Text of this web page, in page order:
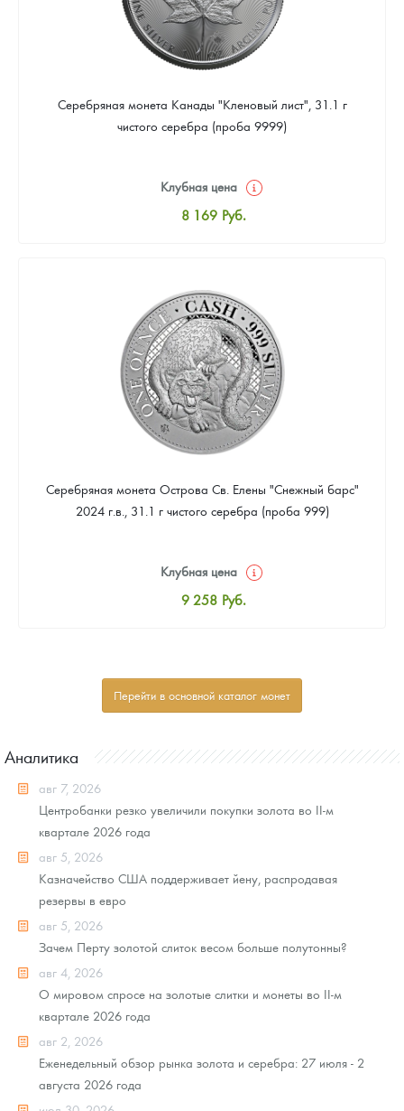
Серебряная монета Канады "Кленовый лист", 31.1 г
чистого серебра (проба 9999)
Клубная цена
8 169 Руб.
Цена выкупа
Звоните
Серебряная монета Острова Св. Елены "Снежный барс"
2024 г.в., 31.1 г чистого серебра (проба 999)
Клубная цена
9 258 Руб.
Звоните
Перейти в основной каталог монет
Аналитика
авг 7, 2026
Центробанки резко увеличили покупки золота во II-м
квартале 2026 года
авг 5, 2026
Казначейство США поддерживает йену, распродавая
резервы в евро
авг 5, 2026
Зачем Перту золотой слиток весом больше полутонны?
авг 4, 2026
О мировом спросе на золотые слитки и монеты во II-м
квартале 2026 года
авг 2, 2026
Еженедельный обзор рынка золота и серебра: 27 июля - 2
августа 2026 года